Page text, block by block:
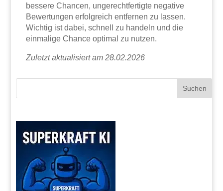
bessere Chancen, ungerechtfertigte negative
Bewertungen erfolgreich entfernen zu lassen.
Wichtig ist dabei, schnell zu handeln und die
einmalige Chance optimal zu nutzen.
Zuletzt aktualisiert am 28.02.2026